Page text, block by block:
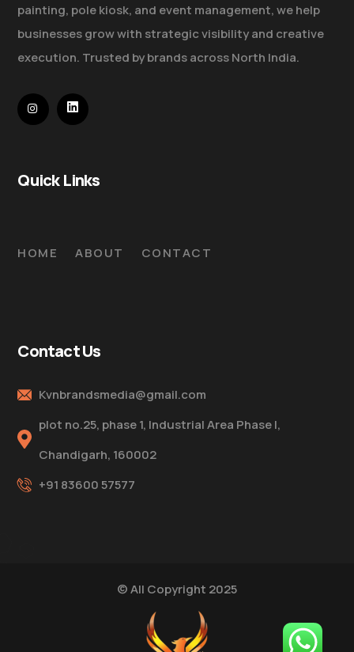
painting, pole kiosk, and event management, we help
businesses grow with strategic visibility and creative
execution. Trusted by brands across North India.
Quick Links
HOME ABOUT CONTACT
Contact Us
Kvnbrandsmedia@gmail.com
plot no.25, phase 1, Industrial Area Phase I,
Chandigarh, 160002
+91 83600 57577
© All Copyright 2025